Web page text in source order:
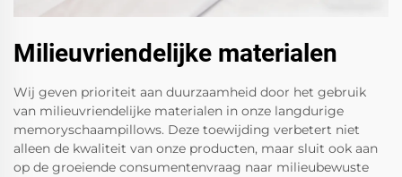
Milieuvriendelijke materialen
Wij geven prioriteit aan duurzaamheid door het gebruik
van milieuvriendelijke materialen in onze langdurige
memoryschaampillows. Deze toewijding verbetert niet
alleen de kwaliteit van onze producten, maar sluit ook aan
op de groeiende consumentenvraag naar milieubewuste